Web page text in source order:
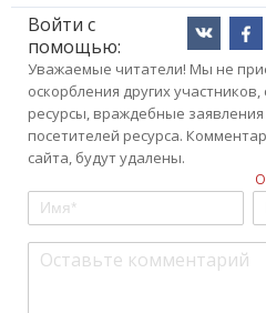
Войти с
помощью:
Уважаемые читатели! Мы не
оскорбления других
ресурсы, враждебные
посетителей ресурса.
сайта, будут удалены.